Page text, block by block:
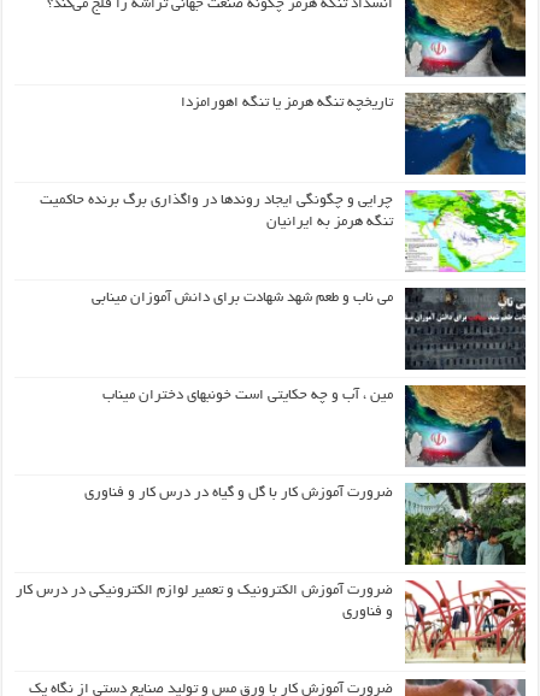
انسداد تنگه هرمز چگونه صنعت جهانی تراشه را فلج می‌کند؟
تاریخچه تنگه هرمز یا تنگه اهورامزدا
چرایی و چگونگی ایجاد روندها در واگذاری برگ برنده حاکمیت
تنگه هرمز به ایرانیان
می ناب و طعم شهد شهادت برای دانش آموزان مینابی
مین ، آب و چه حکایتی است خونبهای دختران میناب
ضرورت آموزش کار با گل و گیاه در درس کار و فناوری
ضرورت آموزش الکترونیک و تعمیر لوازم الکترونیکی در درس کار
و فناوری
ضرورت آموزش کار با ورق مس و تولید صنایع دستی از نگاه یک